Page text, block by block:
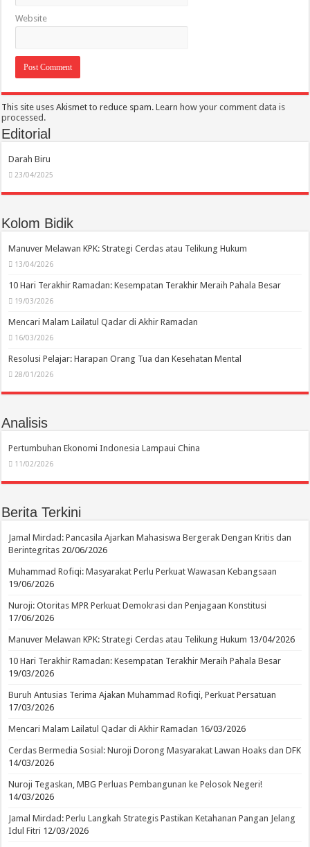
Website
This site uses Akismet to reduce spam.Learn how your comment data is
processed.
Editorial
Darah Biru
23/04/2025
Kolom Bidik
Manuver Melawan KPK: Strategi Cerdas atau Telikung Hukum
13/04/2026
10 Hari Terakhir Ramadan: Kesempatan Terakhir Meraih Pahala Besar
19/03/2026
Mencari Malam Lailatul Qadar di Akhir Ramadan
16/03/2026
Resolusi Pelajar: Harapan Orang Tua dan Kesehatan Mental
28/01/2026
Analisis
Pertumbuhan Ekonomi Indonesia Lampaui China
11/02/2026
Berita Terkini
Jamal Mirdad: Pancasila Ajarkan Mahasiswa Bergerak Dengan Kritis dan
Berintegritas 20/06/2026
Muhammad Rofiqi: Masyarakat Perlu Perkuat Wawasan Kebangsaan
19/06/2026
Nuroji: Otoritas MPR Perkuat Demokrasi dan Penjagaan Konstitusi
17/06/2026
Manuver Melawan KPK: Strategi Cerdas atau Telikung Hukum 13/04/2026
10 Hari Terakhir Ramadan: Kesempatan Terakhir Meraih Pahala Besar
19/03/2026
Buruh Antusias Terima Ajakan Muhammad Rofiqi, Perkuat Persatuan
17/03/2026
Mencari Malam Lailatul Qadar di Akhir Ramadan 16/03/2026
Cerdas Bermedia Sosial: Nuroji Dorong Masyarakat Lawan Hoaks dan DFK
14/03/2026
Nuroji Tegaskan, MBG Perluas Pembangunan ke Pelosok Negeri!
14/03/2026
Jamal Mirdad: Perlu Langkah Strategis Pastikan Ketahanan Pangan Jelang
Idul Fitri 12/03/2026